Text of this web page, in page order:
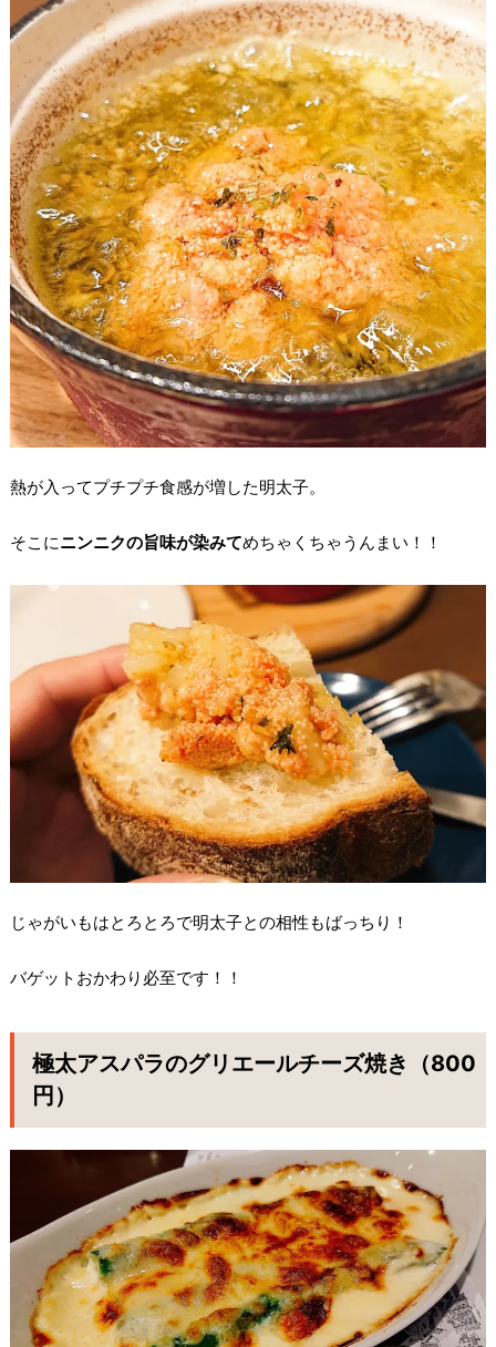
熱が入ってプチプチ食感が増した明太子。
そこにニンニクの旨味が染みてめちゃくちゃうんまい！！
じゃがいもはとろとろで明太子との相性もばっちり！
バゲットおかわり必至です！！
極太アスパラのグリエールチーズ焼き（800
円）